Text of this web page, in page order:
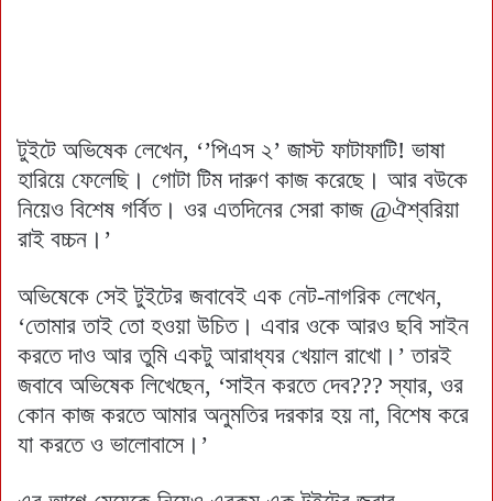
টুইটে অভিষেক লেখেন, ‘’পিএস ২’ জাস্ট ফাটাফাটি! ভাষা
হারিয়ে ফেলেছি। গোটা টিম দারুণ কাজ করেছে। আর বউকে
নিয়েও বিশেষ গর্বিত। ওর এতদিনের সেরা কাজ @ঐশ্বরিয়া
রাই বচ্চন।’
অভিষেকে সেই টুইটের জবাবেই এক নেট-নাগরিক লেখেন,
‘তোমার তাই তো হওয়া উচিত। এবার ওকে আরও ছবি সাইন
করতে দাও আর তুমি একটু আরাধ্যর খেয়াল রাখো।’ তারই
জবাবে অভিষেক লিখেছেন, ‘সাইন করতে দেব??? স্যার, ওর
কোন কাজ করতে আমার অনুমতির দরকার হয় না, বিশেষ করে
যা করতে ও ভালোবাসে।’